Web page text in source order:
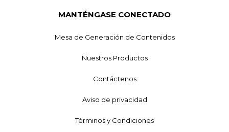
MANTÉNGASE CONECTADO
Mesa de Generación de Contenidos
Nuestros Productos
Contáctenos
Aviso de privacidad
Términos y Condiciones